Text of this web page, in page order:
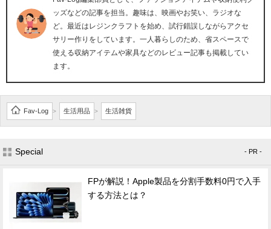
ッズなどの記事を担当。趣味は、映画やお笑い、ラジオな
ど。最近はレジンクラフトを始め、試行錯誤しながらアクセ
サリー作りをしています。一人暮らしのため、省スペースで
使える収納アイテムや家具などのレビュー記事も掲載してい
ます。
Fav-Log > 生活用品 > 生活雑貨
Special - PR -
FPが解説！Apple製品を分割手数料0円で入手
する方法とは？